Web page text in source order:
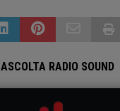
ASCOLTA RADIO SOUND